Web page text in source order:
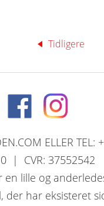
Tidligere
ELLER TEL:
| CVR: 37552542
en lille og
der har eksisteret